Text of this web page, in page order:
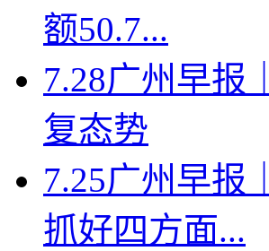
额50.7...
7.28广州早报
复态势
7.25广州早报
抓好四方面...